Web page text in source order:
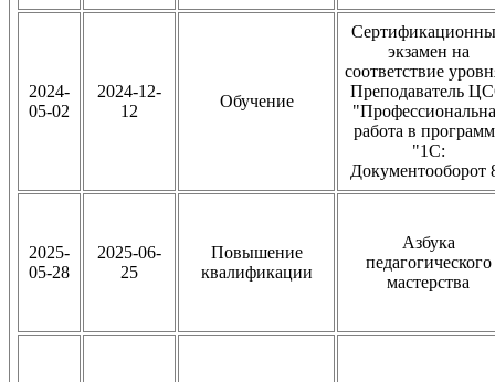
2024-
05-02
2024-12-
12
Обучение
экзамен на
соответствие
Преподаватель
работа в
"1С:
Документооборот
2025-
05-28
2025-06-
25
Повышение
квалификации
Азбука
педагогического
мастерства